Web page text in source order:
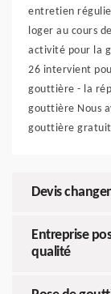
entretien
loger au cours
activité pour la
26 intervient
gouttière - la
gouttière Nous
gouttière gratuit
Devis
Entreprise
qualité